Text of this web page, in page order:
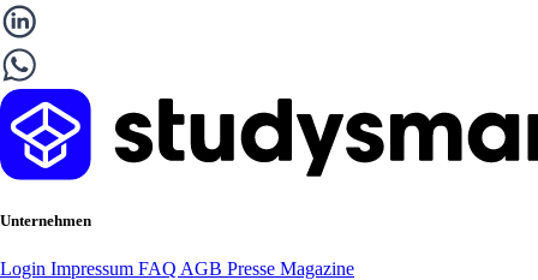
Unternehmen
Login Impressum FAQ AGB Presse Magazine